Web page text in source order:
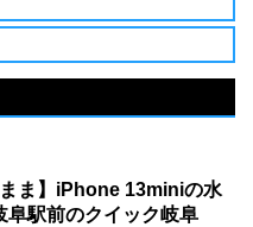
まま】iPhone 13miniの水
阜駅前のクイック岐阜